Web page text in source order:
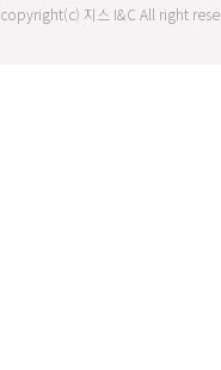
copyright(c) 지스 I&C All right